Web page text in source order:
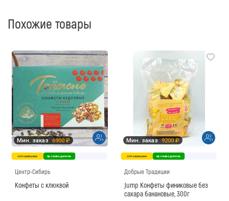
Похожие товары
Мин. заказ 6900 ₽
оптовая цена производитель
Центр-Сибирь
Конфеты с клюквой
Мин. заказ 9200 ₽
оптовая цена производитель
Добрые Традиции
Jump Конфеты финиковые без
сахара банановые, 300г